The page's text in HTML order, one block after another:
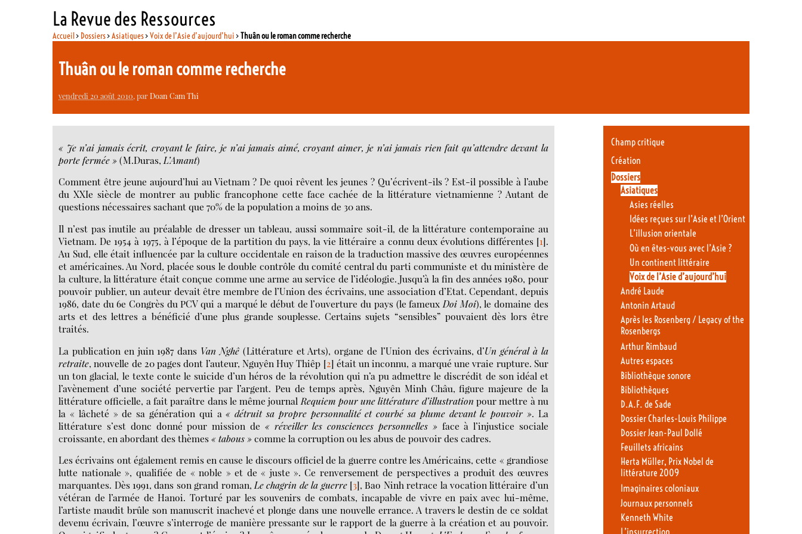
La Revue des Ressources
Accueil> Dossiers>Asiatiques>Voix de l’Asie d’aujourd’hui >Thuân ou le roman comme recherche
Thuân ou le roman comme recherche
vendredi 20 août 2010, parDoan Cam Thi
« Je n’ai jamais écrit, croyant le faire, je n’ai jamais aimé, croyant aimer, je n’ai jamais rien fait qu’attendre devant la
porte fermée »(M.Duras, L’Amant)
Comment être jeune aujourd’hui au Vietnam ? De quoi rêvent les jeunes ? Qu’écrivent-ils ? Est-il possible à l’aube
du XXIe siècle de montrer au public francophone cette face cachée de la littérature vietnamienne ? Autant de
questions nécessaires sachant que 70% de la population a moins de 30 ans.
Il n’est pas inutile au préalable de dresser un tableau, aussi sommaire soit-il, de la littérature contemporaine au
Vietnam. De 1954 à 1975, à l’époque de la partition du pays, la vie littéraire a connu deux évolutions différentes[1].
Au Sud, elle était influencée par la culture occidentale en raison de la traduction massive des œuvres européennes
et américaines. Au Nord, placée sous le double contrôle du comité central du parti communiste et du ministère de
la culture, la littérature était conçue comme une arme au service de l’idéologie. Jusqu’à la fin des années 1980, pour
pouvoir publier, un auteur devait être membre de l’Union des écrivains, une association d’Etat. Cependant, depuis
1986, date du 6e Congrès du PCV qui a marqué le début de l’ouverture du pays (le fameux Doi Moi), le domaine des
arts et des lettres a bénéficié d’une plus grande souplesse. Certains sujets “sensibles” pouvaient dès lors être
traités.
La publication en juin 1987 dans Van Nghê (Littérature et Arts), organe de l’Union des écrivains, d’Un général à la
retraite, nouvelle de 20 pages dont l’auteur, Nguyên Huy Thiêp [2] était un inconnu, a marqué une vraie rupture. Sur
un ton glacial, le texte conte le suicide d’un héros de la révolution qui n’a pu admettre le discrédit de son idéal et
l’avènement d’une société pervertie par l’argent. Peu de temps après, Nguyên Minh Châu, figure majeure de la
littérature officielle, a fait paraître dans le même journal Requiem pour une littérature d’illustration pour mettre à nu
la « lâcheté » de sa génération qui a« détruit sa propre personnalité et courbé sa plume devant le pouvoir ». La
littérature s’est donc donné pour mission de « réveiller les consciences personnelles »face à l’injustice sociale
croissante, en abordant des thèmes« tabous »comme la corruption ou les abus de pouvoir des cadres.
Les écrivains ont également remis en cause le discours officiel de la guerre contre les Américains, cette « grandiose
lutte nationale », qualifiée de « noble » et de « juste ». Ce renversement de perspectives a produit des œuvres
marquantes. Dès 1991, dans son grand roman,Le chagrin de la guerre[3], Bao Ninh retrace la vocation littéraire d’un
vétéran de l’armée de Hanoi. Torturé par les souvenirs de combats, incapable de vivre en paix avec lui-même,
l’artiste maudit brûle son manuscrit inachevé et plonge dans une nouvelle errance. A travers le destin de ce soldat
devenu écrivain, l’œuvre s’interroge de manière pressante sur le rapport de la guerre à la création et au pouvoir.
Champ critique
Création
Dossiers
Asiatiques
Asies réelles
Idées reçues sur l’Asie et l’Orient
L’illusion orientale
Où en êtes-vous avec l’Asie ?
Un continent littéraire
Voix de l’Asie d’aujourd’hui
André Laude
Antonin Artaud
Après les Rosenberg / Legacy of the
Rosenbergs
Arthur Rimbaud
Autres espaces
Bibliothèque sonore
Bibliothèques
D.A.F. de Sade
Dossier Charles-Louis Philippe
Dossier Jean-Paul Dollé
Feuillets africains
Herta Müller, Prix Nobel de
littérature 2009
Imaginaires coloniaux
Journaux personnels
Kenneth White